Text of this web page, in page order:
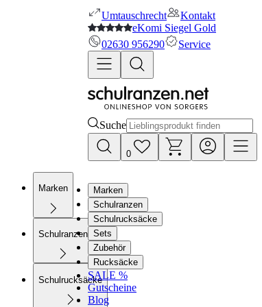
Umtauschrecht
Kontakt
eKomi Siegel Gold
02630 956290
Service
Suche
0
Marken
Schulranzen
Schulrucksäcke
Marken
Schulranzen
Schulrucksäcke
Sets
Zubehör
Rucksäcke
SALE %
Gutscheine
Blog